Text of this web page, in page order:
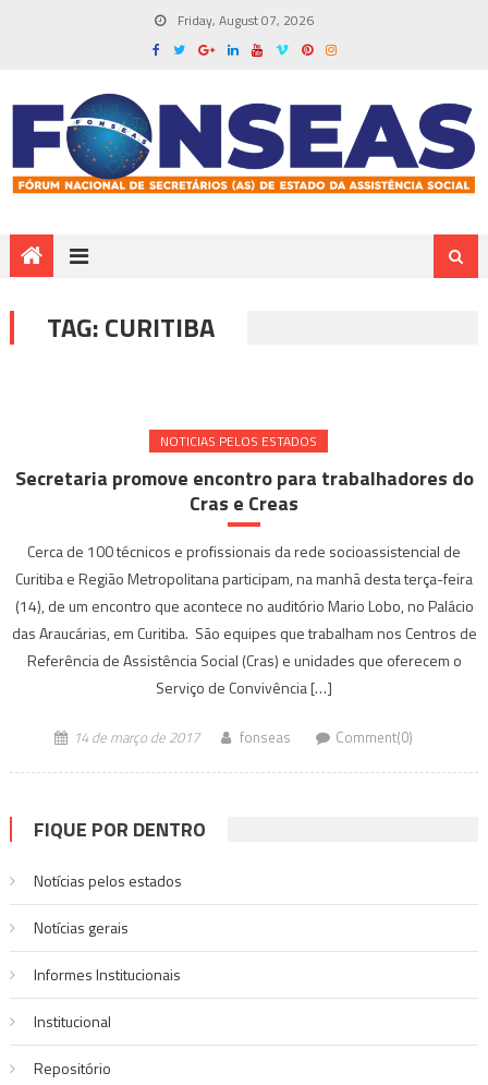
Friday, August 07, 2026
TAG:CURITIBA
NOTICIAS PELOS ESTADOS
Secretaria promove encontro para trabalhadores do
Cras e Creas
Cerca de 100 técnicos e profissionais da rede socioassistencial de
Curitiba e Região Metropolitana participam, na manhã desta terça-feira
(14), de um encontro que acontece no auditório Mario Lobo, no Palácio
das Araucárias, em Curitiba. São equipes que trabalham nos Centros de
Referência de Assistência Social (Cras) e unidades que oferecem o
Serviço de Convivência […]
14 de março de 2017 fonseas Comment(0)
FIQUE POR DENTRO
Notícias pelos estados
Notí­cias gerais
Informes Institucionais
Institucional
Repositório